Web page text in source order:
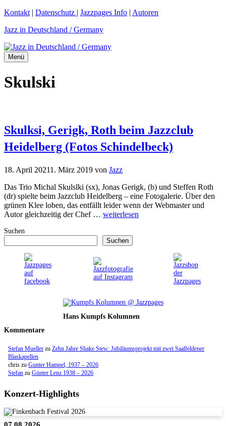
Zum
springen
Kontakt | Datenschutz | Jazzpages Info | Autoren
Jazz in Deutschland / Germany
Menü
Skulski
Skulksi, Gerigk, Roth beim Jazzclub
Heidelberg (Fotos Schindelbeck)
18. April 20211. März 2019 von Jazz
Das Trio Michal Skulslki (sx), Jonas Gerigk, (b) und Steffen Roth
(dr) spielte beim Jazzclub Heidelberg – eine Fotogalerie. Über den
grünen Klee loben, das entfällt leider wenn der Webmaster und
Autor gleichzeitig der Chef … weiterlesen
Suchen
Suchen
Hans Kumpfs Kolumnen
Kommentare
Stefan Mueller zu Zehn Jahre Shake Stew: Jubiläumsprojekt mit zwei Saalfeldener
Blaskapellen
chris zu Gunter Hampel, 1937 – 2026
Stefan zu Günter Lenz 1938 – 2026
Konzert-Highlights